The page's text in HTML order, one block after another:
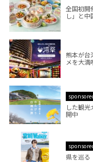
全国初開
し」と
熊本が台
メを大満
した観
開中
県を巡る